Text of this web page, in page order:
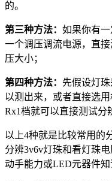
的。
第三种方法： 如果你有
一个调压调流电源，直
压大小；
第四种方法： 先假设灯
以测出来，或者直接选
Rx1档就可以直接测试分
以上4种就是比较常用的
分辨3v6v灯珠和看灯珠
动手能力或LED元器件知